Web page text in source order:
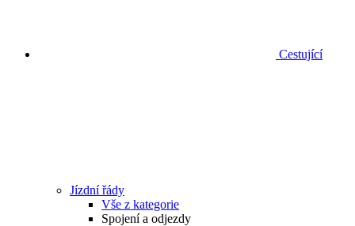
Cestující
Jízdní řády
Vše z kategorie
Spojení a odjezdy